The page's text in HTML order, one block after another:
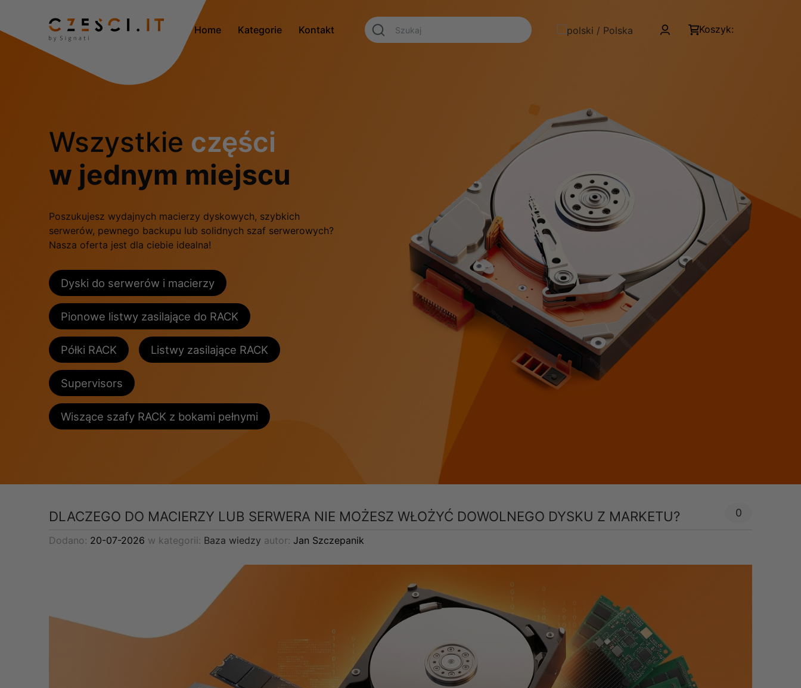
Koszyk:
Home Kategorie Kontakt
Wszystkie części
w jednym miejscu
Poszukujesz wydajnych macierzy dyskowych, szybkich
serwerów, pewnego backupu lub solidnych szaf serwerowych?
Nasza oferta jest dla ciebie idealna!
Dyski do serwerów i macierzy
Pionowe listwy zasilające do RACK
Półki RACK Listwy zasilające RACK
Supervisors
Wiszące szafy RACK z bokami pełnymi
DLACZEGO DO MACIERZY LUB SERWERA NIE MOŻESZ WŁOŻYĆ DOWOLNEGO DYSKU Z MARKETU? 0
Dodano: 20-07-2026 w kategorii: Baza wiedzy autor: Jan Szczepanik